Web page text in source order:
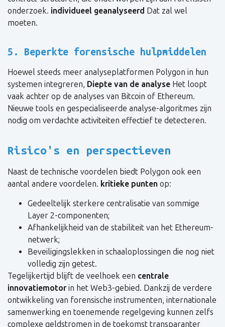
onderzoek. individueel geanalyseerd Dat zal wel
moeten.
5. Beperkte forensische hulpmiddelen
Hoewel steeds meer analyseplatformen Polygon in hun
systemen integreren, Diepte van de analyse Het loopt
vaak achter op de analyses van Bitcoin of Ethereum.
Nieuwe tools en gespecialiseerde analyse-algoritmes zijn
nodig om verdachte activiteiten effectief te detecteren.
Risico's en perspectieven
Naast de technische voordelen biedt Polygon ook een
aantal andere voordelen. kritieke punten op:
Gedeeltelijk sterkere centralisatie van sommige
Layer 2-componenten;
Afhankelijkheid van de stabiliteit van het Ethereum-
netwerk;
Beveiligingslekken in schaaloplossingen die nog niet
volledig zijn getest.
Tegelijkertijd blijft de veelhoek een centrale
innovatiemotorin het Web3-gebied. Dankzij de verdere
ontwikkeling van forensische instrumenten, internationale
samenwerking en toenemende regelgeving kunnen zelfs
complexe geldstromen in de toekomst transparanter